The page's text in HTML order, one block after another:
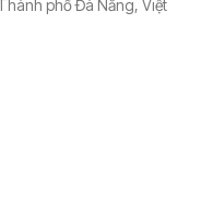
phố Đà Nẵng, Việt